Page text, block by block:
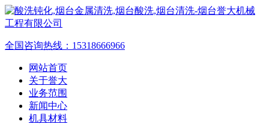
全国咨询热线： 15318666966
网站首页
关于誉大
业务范围
新闻中心
机具材料